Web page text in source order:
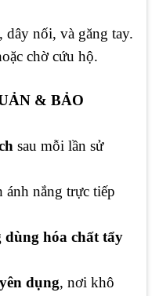
nối, và găng tay.
chờ cứu hộ.
& BẢO
sau mỗi lần sử
ánh nắng trực tiếp
hóa chất tẩy
dụng, nơi khô